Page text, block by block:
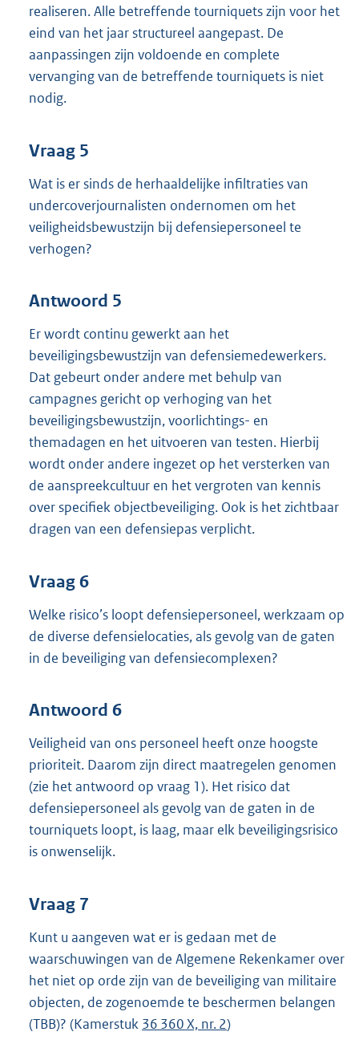
realiseren. Alle betreffende tourniquets zijn voor het
eind van het jaar structureel aangepast. De
aanpassingen zijn voldoende en complete
vervanging van de betreffende tourniquets is niet
nodig.
Vraag 5
Wat is er sinds de herhaaldelijke infiltraties van
undercoverjournalisten ondernomen om het
veiligheidsbewustzijn bij defensiepersoneel te
verhogen?
Antwoord 5
Er wordt continu gewerkt aan het
beveiligingsbewustzijn van defensiemedewerkers.
Dat gebeurt onder andere met behulp van
campagnes gericht op verhoging van het
beveiligingsbewustzijn, voorlichtings- en
themadagen en het uitvoeren van testen. Hierbij
wordt onder andere ingezet op het versterken van
de aanspreekcultuur en het vergroten van kennis
over specifiek objectbeveiliging. Ook is het zichtbaar
dragen van een defensiepas verplicht.
Vraag 6
Welke risico’s loopt defensiepersoneel, werkzaam op
de diverse defensielocaties, als gevolg van de gaten
in de beveiliging van defensiecomplexen?
Antwoord 6
Veiligheid van ons personeel heeft onze hoogste
prioriteit. Daarom zijn direct maatregelen genomen
(zie het antwoord op vraag 1). Het risico dat
defensiepersoneel als gevolg van de gaten in de
tourniquets loopt, is laag, maar elk beveiligingsrisico
is onwenselijk.
Vraag 7
Kunt u aangeven wat er is gedaan met de
waarschuwingen van de Algemene Rekenkamer over
het niet op orde zijn van de beveiliging van militaire
objecten, de zogenoemde te beschermen belangen
(TBB)? (Kamerstuk 36 360 X, nr. 2)